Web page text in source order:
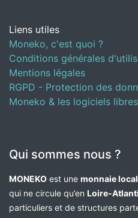
Liens utiles
Moneko, c'est quoi ?
Conditions générales
Mentions légales
RGPD - Protection des
Moneko & les logiciels libres
Qui sommes nous ?
MONEKO est une monnaie
qui ne circule qu’en Loire-
particuliers et de structures